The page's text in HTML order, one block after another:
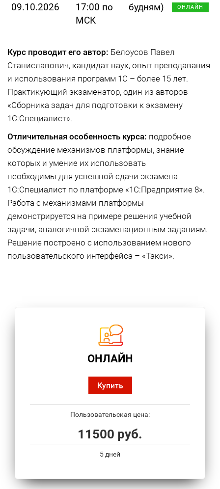
09.10.2026
17:00 по
МСК
будням)
ОНЛАЙН
Курс проводит его автор: Белоусов Павел
Станиславович, кандидат наук, опыт преподавания
и использования программ 1С – более 15 лет.
Практикующий экзаменатор, один из авторов
«Сборника задач для подготовки к экзамену
1С:Специалист».
Отличительная особенность курса: подробное
обсуждение механизмов платформы, знание
которых и умение их использовать
необходимы для успешной сдачи экзамена
1С:Специалист по платформе «1С:Предприятие 8».
Работа с механизмами платформы
демонстрируется на примере решения учебной
задачи, аналогичной экзаменационным заданиям.
Решение построено с использованием нового
пользовательского интерфейса – «Такси».
ОНЛАЙН
Купить
Пользовательская цена:
11500 руб.
5 дней